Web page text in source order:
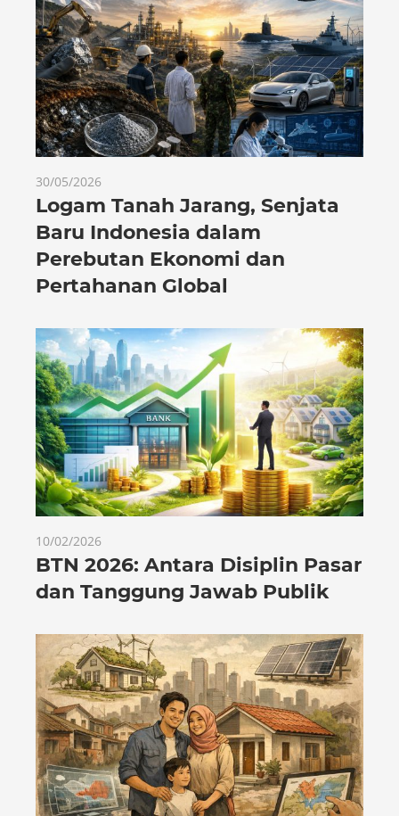
30/05/2026
Logam Tanah Jarang, Senjata
Baru Indonesia dalam
Perebutan Ekonomi dan
Pertahanan Global
10/02/2026
BTN 2026: Antara Disiplin Pasar
dan Tanggung Jawab Publik